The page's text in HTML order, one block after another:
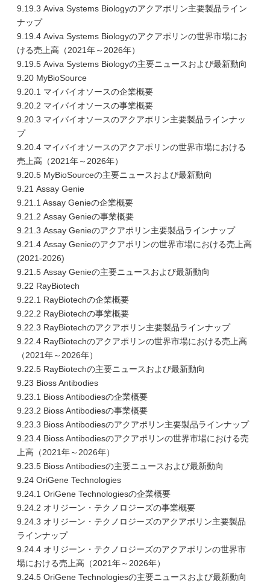
9.19.3 Aviva Systems Biologyのアクアポリン主要製品ライン
ナップ
9.19.4 Aviva Systems Biologyのアクアポリンの世界市場にお
ける売上高（2021年～2026年）
9.19.5 Aviva Systems Biologyの主要ニュースおよび最新動向
9.20 MyBioSource
9.20.1 マイバイオソースの企業概要
9.20.2 マイバイオソースの事業概要
9.20.3 マイバイオソースのアクアポリン主要製品ラインナッ
プ
9.20.4 マイバイオソースのアクアポリンの世界市場における
売上高（2021年～2026年）
9.20.5 MyBioSourceの主要ニュースおよび最新動向
9.21 Assay Genie
9.21.1 Assay Genieの企業概要
9.21.2 Assay Genieの事業概要
9.21.3 Assay Genieのアクアポリン主要製品ラインナップ
9.21.4 Assay Genieのアクアポリンの世界市場における売上高
(2021-2026)
9.21.5 Assay Genieの主要ニュースおよび最新動向
9.22 RayBiotech
9.22.1 RayBiotechの企業概要
9.22.2 RayBiotechの事業概要
9.22.3 RayBiotechのアクアポリン主要製品ラインナップ
9.22.4 RayBiotechのアクアポリンの世界市場における売上高
（2021年～2026年）
9.22.5 RayBiotechの主要ニュースおよび最新動向
9.23 Bioss Antibodies
9.23.1 Bioss Antibodiesの企業概要
9.23.2 Bioss Antibodiesの事業概要
9.23.3 Bioss Antibodiesのアクアポリン主要製品ラインナップ
9.23.4 Bioss Antibodiesのアクアポリンの世界市場における売
上高（2021年～2026年）
9.23.5 Bioss Antibodiesの主要ニュースおよび最新動向
9.24 OriGene Technologies
9.24.1 OriGene Technologiesの企業概要
9.24.2 オリジーン・テクノロジーズの事業概要
9.24.3 オリジーン・テクノロジーズのアクアポリン主要製品
ラインナップ
9.24.4 オリジーン・テクノロジーズのアクアポリンの世界市
場における売上高（2021年～2026年）
9.24.5 OriGene Technologiesの主要ニュースおよび最新動向